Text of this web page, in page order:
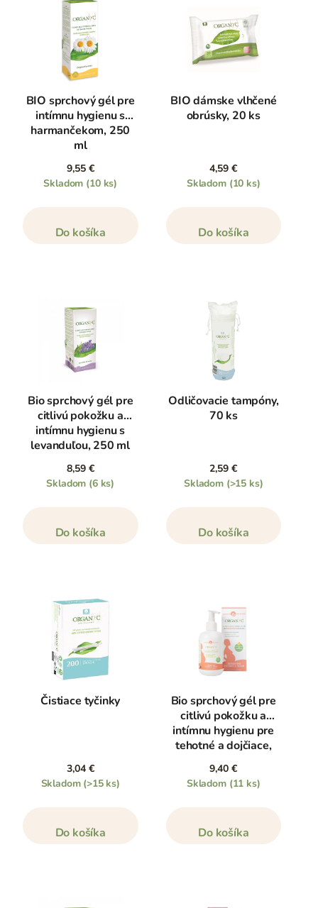
BIO sprchový gél pre
intímnu hygienu s
harmančekom, 250
ml
9,55 €
Skladom (10 ks)
Do košíka
BIO dámske vlhčené
obrúsky, 20 ks
4,59 €
Skladom (10 ks)
Do košíka
Bio sprchový gél pre
citlivú pokožku a
intímnu hygienu s
levanduľou, 250 ml
8,59 €
Skladom (6 ks)
Do košíka
Odličovacie tampóny,
70 ks
2,59 €
Skladom (>15 ks)
Do košíka
Čistiace tyčinky
3,04 €
Skladom (>15 ks)
Do košíka
Bio sprchový gél pre
citlivú pokožku a
intímnu hygienu pre
tehotné a dojčiace,
9,40 €
Skladom (11 ks)
Do košíka